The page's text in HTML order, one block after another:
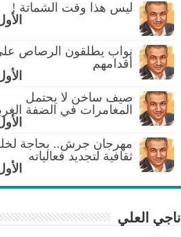
ليس هذا وقت الشماتة !
نواب يطلقون الرصاص
أقدامهم
صيف ساخن لا يحتمل
المغامرات في الضفة
مهرجان جرش.. بحاجة
ثقافية لتجديد فعالياته
ناجي العلي